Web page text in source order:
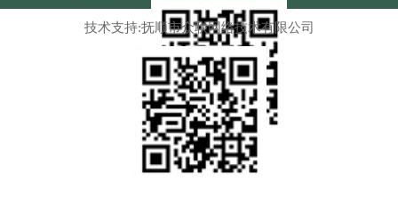
技术支持:抚顺市众联网络技术有限公司